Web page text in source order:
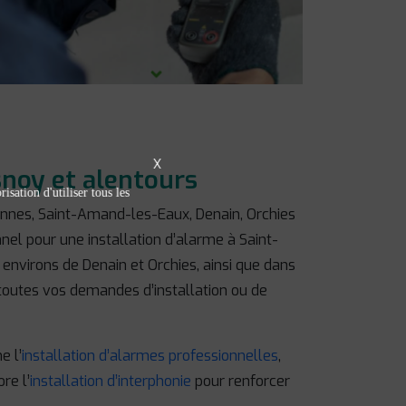
et alentours
Saint-Amand-les-Eaux, Denain, Orchies
pour une installation d’alarme à Saint-
de Denain et Orchies, ainsi que dans
vos demandes d’installation ou de
l’installation d’alarmes professionnelles,
l’installation d’interphonie pour renforcer
X
d'utiliser tous les